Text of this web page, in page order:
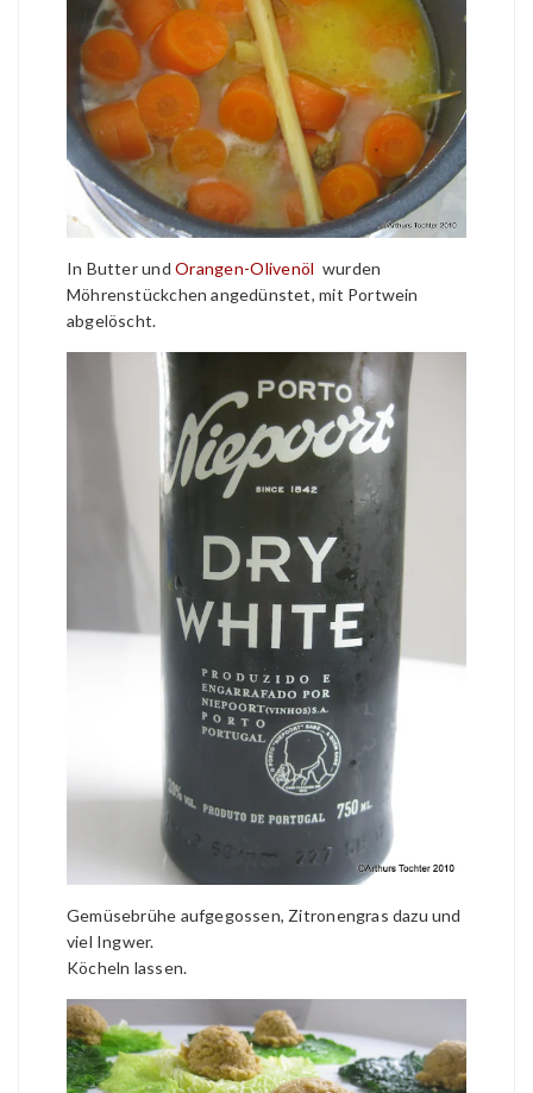
In Butter und Orangen-Olivenöl wurden
Möhrenstückchen angedünstet, mit Portwein
abgelöscht.
Gemüsebrühe aufgegossen, Zitronengras dazu und
viel Ingwer.
Köcheln lassen.